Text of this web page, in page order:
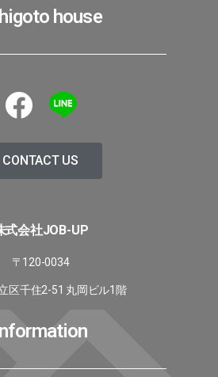
house
CONTACT US
式会社JOB-UP
〒120-0034
区千住2-51 丸岡ビル1階